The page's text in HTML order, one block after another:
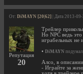
От: DiMAYN [20|62] | Дата 2013-
Репутация
20
Трейлер
Но NPC ведь
играбельных не
• DiMAYN подумал
Алсо, в
- Играйте за